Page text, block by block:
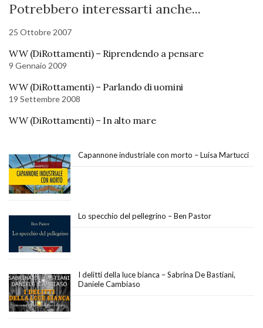
Potrebbero interessarti anche...
25 Ottobre 2007
WW (DiRottamenti) – Riprendendo a pensare
9 Gennaio 2009
WW (DiRottamenti) – Parlando di uomini
19 Settembre 2008
WW (DiRottamenti) – In alto mare
Capannone industriale con morto – Luisa Martucci
Lo specchio del pellegrino – Ben Pastor
I delitti della luce bianca – Sabrina De Bastiani,
Daniele Cambiaso